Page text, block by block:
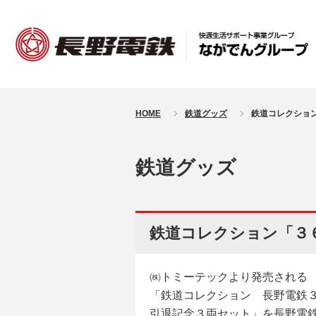
HOME 鉄道グッズ 鉄道コレクショ
鉄道グッズ
鉄道コレクション「３
㈱トミーテックより発売される
「鉄道コレクション 長野電鉄
引退記念３両セット」を長野電